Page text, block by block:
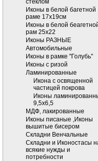
стеклом
Иконы в белой багетной
раме 17х19см
Иконы в белой
рам 25х22
Иконы РАЗНЫЕ
Автомобильные
Иконы в рамке "Голубь"
Иконы с ризой
Ламинированные
Икона с освященной
частицей покрова
Иконы
9,5х6,5
МДФ, лакированные
Иконы писаные ,Иконы
вышитые бисером
Складни Венчальные
Складни и Иконостасы
всякие нужды и
потребности